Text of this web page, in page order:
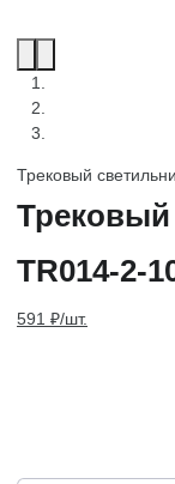
Трековый
Трековый
TR014-2-
591 ₽/шт.